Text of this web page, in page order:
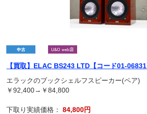
【買取】ELAC BS243 LTD【コード01-06831
エラックのブックシェルフスピーカー(ペア)
￥92,400→￥84,800
下取り実績価格：84,800円